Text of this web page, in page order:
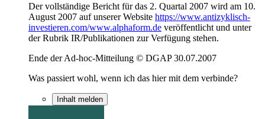
Der vollständige Bericht für das 2. Quartal 2007 wird am 10.
August 2007 auf unserer Website https://www.antizyklisch-
investieren.com/www.alphaform.de veröffentlicht und unter
der Rubrik IR/Publikationen zur Verfügung stehen.
Ende der Ad-hoc-Mitteilung © DGAP 30.07.2007
Was passiert wohl, wenn ich das hier mit dem verbinde?
Inhalt melden